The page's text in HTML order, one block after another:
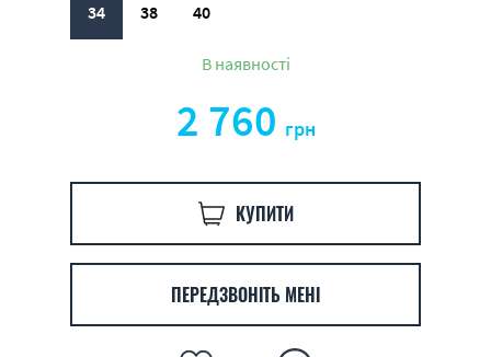
34
38 40
В наявності
2 760 грн
КУПИТИ
ПЕРЕДЗВОНІТЬ МЕНІ